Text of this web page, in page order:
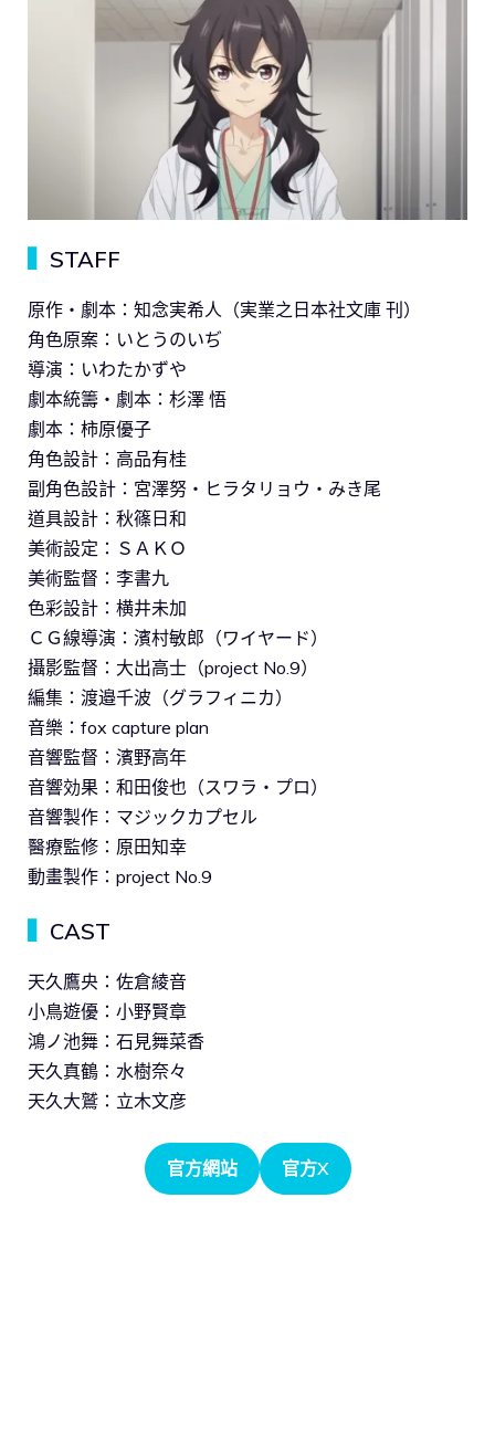
STAFF
原作・劇本：知念実希人（実業之日本社文庫 刊）
角色原案：いとうのいぢ
導演：いわたかずや
劇本統籌・劇本：杉澤 悟
劇本：柿原優子
角色設計：高品有桂
副角色設計：宮澤努・ヒラタリョウ・みき尾
道具設計：秋篠日和
美術設定：ＳＡＫＯ
美術監督：李書九
色彩設計：横井未加
ＣＧ線導演：濱村敏郎（ワイヤード）
攝影監督：大出高士（project No.9）
編集：渡邉千波（グラフィニカ）
音樂：fox capture plan
音響監督：濱野高年
音響効果：和田俊也（スワラ・プロ）
音響製作：マジックカプセル
醫療監修：原田知幸
動畫製作：project No.9
CAST
天久鷹央：佐倉綾音
小鳥遊優：小野賢章
鴻ノ池舞：石見舞菜香
天久真鶴：水樹奈々
天久大鷲：立木文彦
官方網站 官方X